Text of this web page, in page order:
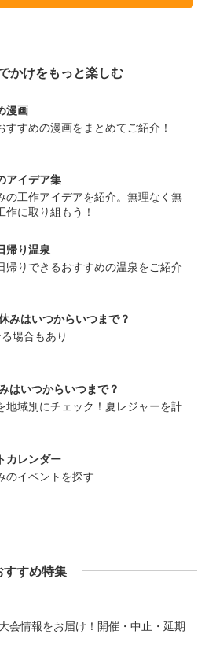
かけをもっと楽しむ
漫画
すすめの漫画をまとめてご紹介！
アイデア集
の工作アイデアを紹介。無理なく無
に取り組もう！
帰り温泉
帰りできるおすすめの温泉をご紹介
みはいつからいつまで？
場合もあり
はいつからいつまで？
地域別にチェック！夏レジャーを計
カレンダー
のイベントを探す
すすめ特集
会情報をお届け！開催・中止・延期